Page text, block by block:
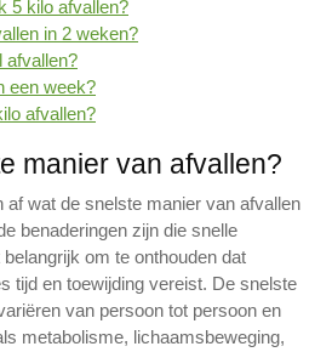
5 kilo afvallen?
in 2 weken?
afvallen?
een week?
afvallen?
manier van afvallen?
af wat de snelste manier van afvallen
benaderingen zijn die snelle
om te onthouden dat
tijd en toewijding vereist. De snelste
van persoon tot persoon en
metabolisme, lichaamsbeweging,